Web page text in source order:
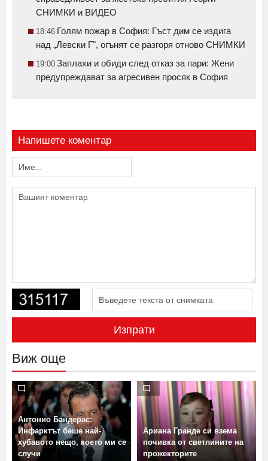
СНИМКИ и ВИДЕО
18:46 Голям пожар в София: Гъст дим се издига
над „Левски Г", огънят се разгоря отново СНИМКИ
19:00 Заплахи и обиди след отказ за пари: Жени
предупреждават за агресивен просяк в София
Напишете коментар
Изпрати
Виж още
Антонио Бандерас:
Инфарктът беше най-
хубавото нещо, което ми се
случи
Ариана Гранде си взема
почивка от светлините на
прожекторите